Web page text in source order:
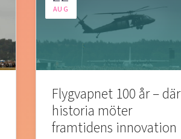
AUG
Flygvapnet 100 år – där
historia möter
framtidens innovation